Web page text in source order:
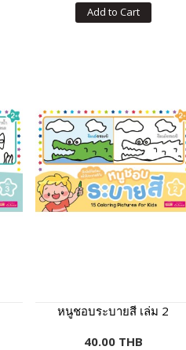
Add to Cart
หนูชอบระบายสี เล่ม 2
40.00 THB